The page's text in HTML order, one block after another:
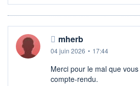
mherb
04 juin 2026 • 17:44
Merci pour le mal que
compte-rendu.